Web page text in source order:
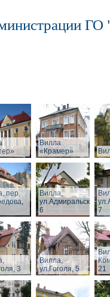
ГО
Вилла
«Крамер»
пер.
Вилла,
ул.Адмиральская,
6
7
3
Вилла,
ул.Гоголя, 5
21